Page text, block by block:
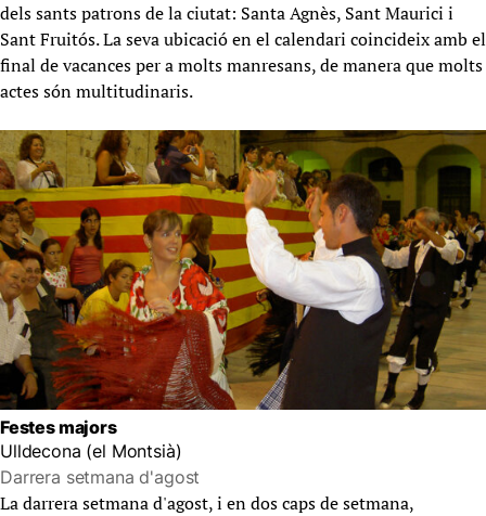
dels sants patrons de la ciutat: Santa Agnès, Sant Maurici i
Sant Fruitós. La seva ubicació en el calendari coincideix amb el
final de vacances per a molts manresans, de manera que molts
actes són multitudinaris.
Festes majors
Ulldecona (el Montsià)
Darrera setmana d'agost
La darrera setmana d'agost, i en dos caps de setmana,